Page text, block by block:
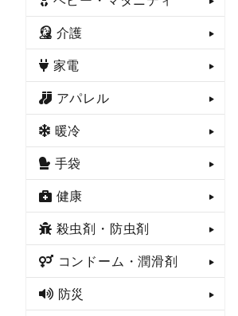
介護
家電
アパレル
暖冷
手袋
健康
殺虫剤・防虫剤
コンドーム・潤滑剤
防災